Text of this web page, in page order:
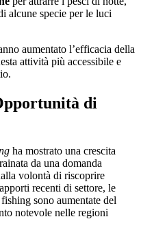
alcune specie per le luci
aumentato l’efficacia della
attività più accessibile e
di
ha mostrato una crescita
da una domanda
volontà di riscoprire
recenti di settore, le
sono aumentate del
notevole nelle regioni